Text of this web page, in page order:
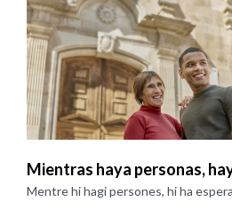
Mientras haya personas,
Mentre hi hagi persones, hi ha